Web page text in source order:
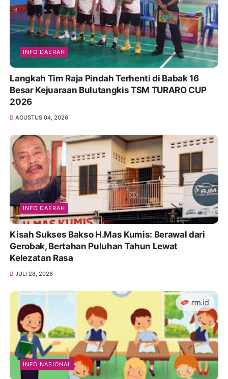
INFO DAERAH
Langkah Tim Raja Pindah Terhenti di Babak 16
Besar Kejuaraan Bulutangkis TSM TURARO CUP
2026
AGUSTUS 04, 2026
INFO DAERAH
Kisah Sukses Bakso H.Mas Kumis: Berawal dari
Gerobak, Bertahan Puluhan Tahun Lewat
Kelezatan Rasa
JULI 28, 2026
INFO NASIONAL